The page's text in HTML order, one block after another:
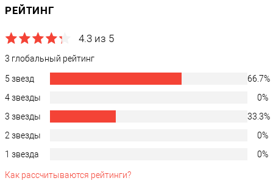
/
Отображать на странице Автоматизация Бизнеса под Ключ
N
Производитель
TSC
Гарантия, месяцев
TSC TE200
Комплектация
РЕЙТИНГ
4.3 из 5
3 глобальный рейтинг
5 звезд
66.7%
4 звезды
0%
3 звезды
33.3%
2 звезды
0%
1 звезда
0%
Как рассчитываются рейтинги?